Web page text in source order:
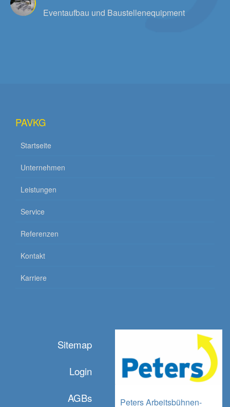
Eventaufbau und Baustellenequipment
PAVKG
Startseite
Unternehmen
Leistungen
Service
Referenzen
Kontakt
Karriere
Sitemap
Login
AGBs
Peters Arbeitsbühnen-